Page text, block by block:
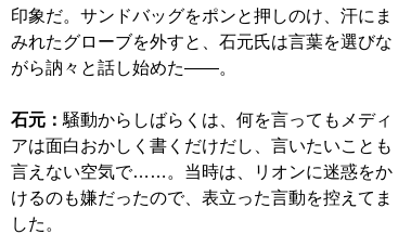
印象だ。サンドバッグをポンと押しのけ、汗にま
みれたグローブを外すと、石元氏は言葉を選びな
がら訥々と話し始めた――。
石元： 騒動からしばらくは、何を言ってもメディ
アは面白おかしく書くだけだし、言いたいことも
言えない空気で……。当時は、リオンに迷惑をか
けるのも嫌だったので、表立った言動を控えてま
した。